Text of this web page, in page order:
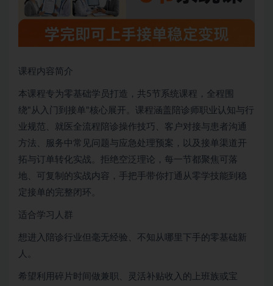
课程内容简介
本课程专为零基础学员打造，共5节系统课程，全程围
绕"从入门到接单"核心展开。课程涵盖陪诊师职业认知与行
业规范、就医全流程陪诊操作技巧、客户对接与患者沟通
方法、服务中常见问题与应急处理预案，以及接单渠道开
拓与订单转化实战。拒绝空泛理论，每一节都聚焦可落
地、可复制的实战内容，手把手带你打通从零学技能到稳
定接单的完整闭环。
适合学习人群
想进入陪诊行业但毫无经验、不知从哪里下手的零基础新
人。
希望利用碎片时间做兼职、灵活补贴收入的上班族或宝